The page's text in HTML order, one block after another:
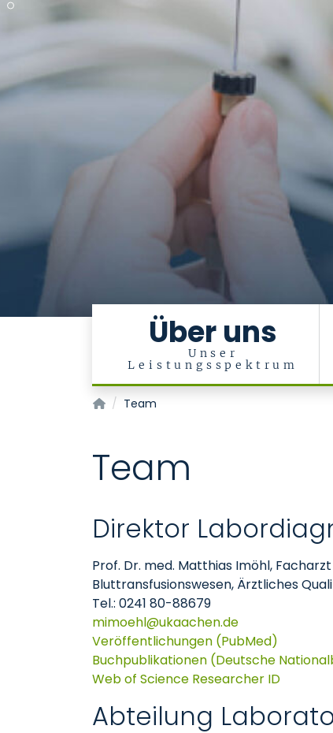
Über uns
Unser
Leistungsspektrum
Labordiagnostisches Zentrum (LDZ)
Team
Team
Direktor
Prof. Dr. med. Matthias Imöhl,
Bluttransfusionswesen, Ärztliches
Tel.: 0241 80-88679
mimoehl
ukaachende
Veröffentlichungen (PubMed)
Buchpublikationen (Deutsche
Web of Science Researcher ID
Abteilung